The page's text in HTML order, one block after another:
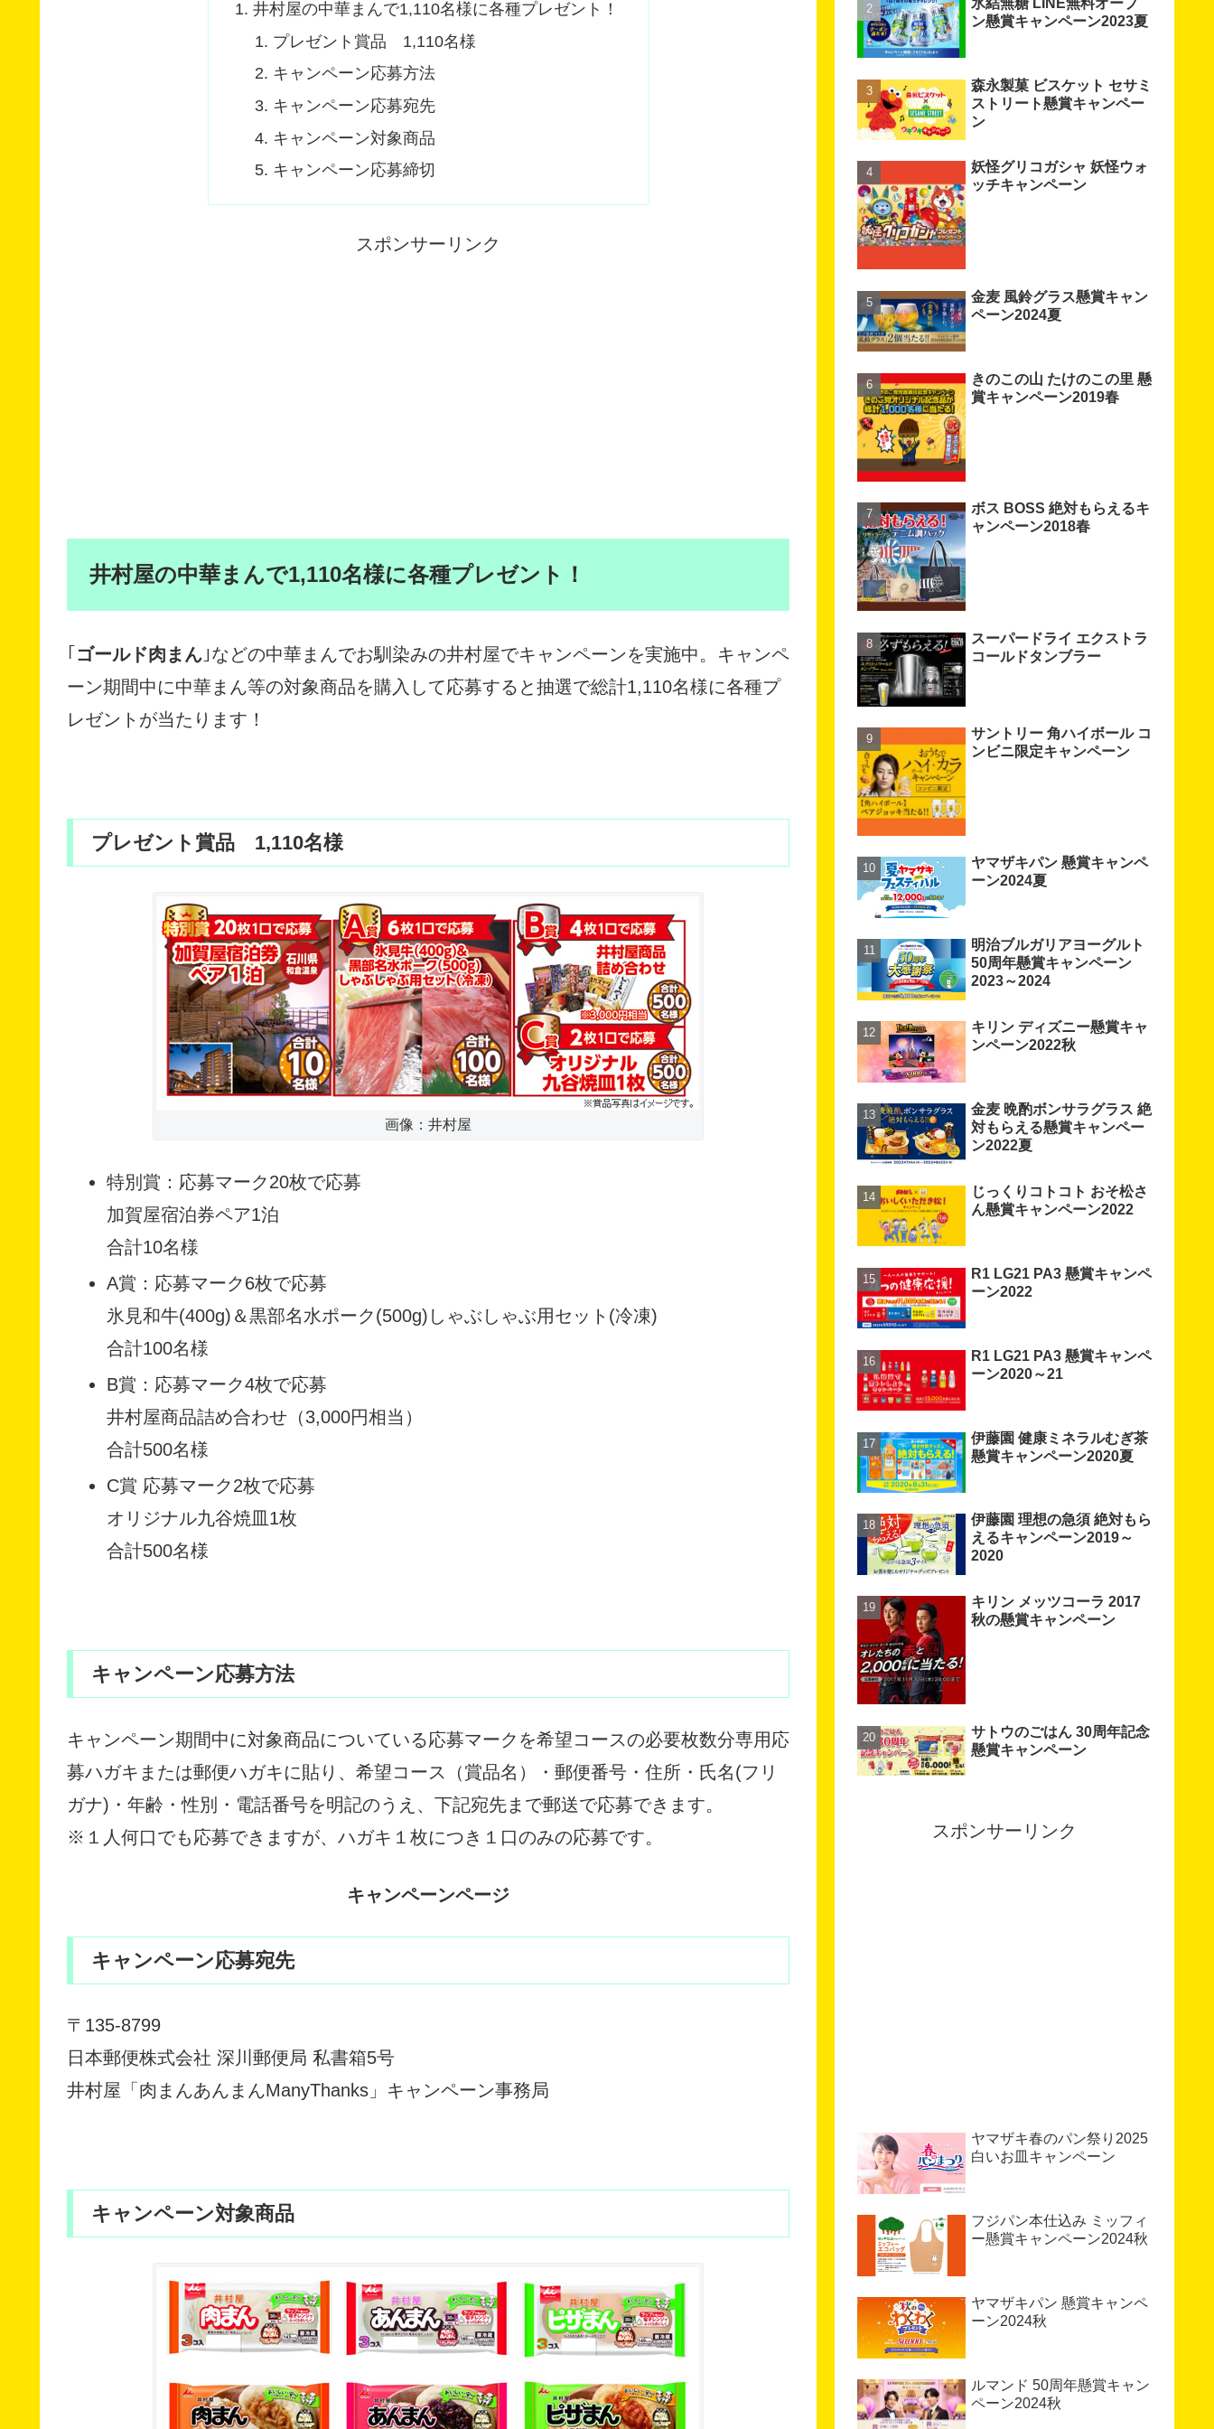
井村屋の中華まんで1,110名様に各種プレゼント！
プレゼント賞品 1,110名様
キャンペーン応募方法
キャンペーン応募宛先
キャンペーン対象商品
キャンペーン応募締切
スポンサーリンク
井村屋の中華まんで1,110名様に各種プレゼント！
｢ ゴールド肉まん ｣などの中華まんでお馴染みの井村屋でキャンペーンを実施中。キャンペ
ーン期間中に中華まん等の対象商品を購入して応募すると抽選で総計1,110名様に各種プ
レゼントが当たります！
プレゼント賞品 1,110名様
画像：井村屋
特別賞：応募マーク20枚で応募
加賀屋宿泊券ペア1泊
合計10名様
A賞：応募マーク6枚で応募
氷見和牛(400g)＆黒部名水ポーク(500g)しゃぶしゃぶ用セット(冷凍)
合計100名様
B賞：応募マーク4枚で応募
井村屋商品詰め合わせ（3,000円相当）
合計500名様
C賞 応募マーク2枚で応募
オリジナル九谷焼皿1枚
合計500名様
キャンペーン応募方法
キャンペーン期間中に対象商品についている応募マークを希望コースの必要枚数分専用応
募ハガキまたは郵便ハガキに貼り、希望コース（賞品名）・郵便番号・住所・氏名(フリ
ガナ)・年齢・性別・電話番号を明記のうえ、下記宛先まで郵送で応募できます。
※１人何口でも応募できますが、ハガキ１枚につき１口のみの応募です。
キャンペーンページ
キャンペーン応募宛先
〒135-8799
日本郵便株式会社 深川郵便局 私書箱5号
井村屋「肉まんあんまんManyThanks」キャンペーン事務局
キャンペーン対象商品
ン懸賞キャンペーン2023夏
森永製菓 ビスケット セサミ
ストリート懸賞キャンペー
ン
妖怪グリコガシャ 妖怪ウォ
ッチキャンペーン
金麦 風鈴グラス懸賞キャン
ペーン2024夏
きのこの山 たけのこの里 懸
賞キャンペーン2019春
ボス BOSS 絶対もらえるキ
ャンペーン2018春
スーパードライ エクストラ
コールドタンブラー
サントリー 角ハイボール コ
ンビニ限定キャンペーン
ヤマザキパン 懸賞キャンペ
ーン2024夏
明治ブルガリアヨーグルト
50周年懸賞キャンペーン
2023～2024
キリン ディズニー懸賞キャ
ンペーン2022秋
金麦 晩酌ボンサラグラス 絶
対もらえる懸賞キャンペー
ン2022夏
じっくりコトコト おそ松さ
ん懸賞キャンペーン2022
R1 LG21 PA3 懸賞キャンペ
ーン2022
R1 LG21 PA3 懸賞キャンペ
ーン2020～21
伊藤園 健康ミネラルむぎ茶
懸賞キャンペーン2020夏
伊藤園 理想の急須 絶対もら
えるキャンペーン2019～
2020
キリン メッツコーラ 2017
秋の懸賞キャンペーン
サトウのごはん 30周年記念
懸賞キャンペーン
スポンサーリンク
ヤマザキ春のパン祭り2025
白いお皿キャンペーン
フジパン本仕込み ミッフィ
ー懸賞キャンペーン2024秋
ヤマザキパン 懸賞キャンペ
ーン2024秋
ルマンド 50周年懸賞キャン
ペーン2024秋